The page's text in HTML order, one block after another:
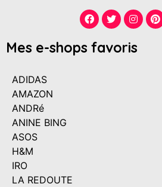
Mes e-shops favoris
ADIDAS
AMAZON
ANDRé
ANINE BING
ASOS
H&M
IRO
LA REDOUTE